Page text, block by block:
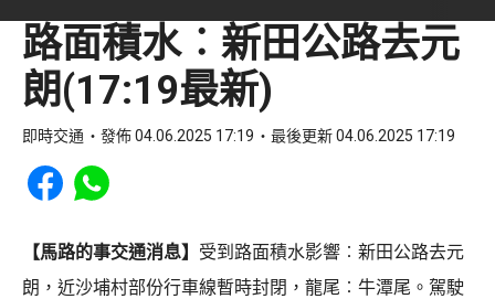
路面積水︰新田公路去元
朗(17:19最新)
即時交通 發佈 04.06.2025 17:19 最後更新 04.06.2025 17:19
Share to Facebook
Share to WhatsApp
【馬路的事交通消息】 受到路面積水影響︰新田公路去元
朗，近沙埔村部份行車線暫時封閉，龍尾︰牛潭尾。駕駛